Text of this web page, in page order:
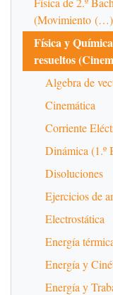
(Movimiento (…)
Física y
resueltos
Algebra de
Cinemática
Corriente
Dinámica (1.º
Disoluciones
Ejercicios de
Electrostática
Energía
Energía y
Energía y